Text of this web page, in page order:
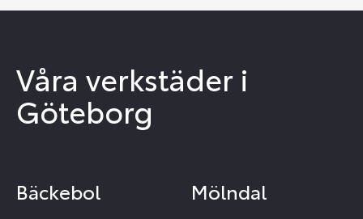
Våra verkstäder i
Göteborg
Bäckebol Mölndal